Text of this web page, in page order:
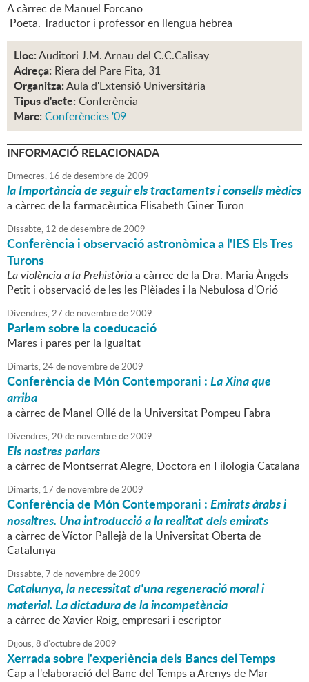
A càrrec de Manuel Forcano
Poeta. Traductor i professor en llengua hebrea
Lloc:Auditori J.M. Arnau del C.C.Calisay
Adreça: Riera del Pare Fita, 31
Organitza:Aula d'Extensió Universitària
Tipus d'acte: Conferència
Marc: Conferències '09
INFORMACIÓ RELACIONADA
Dimecres, 16 dedesembrede2009
la Importància de seguir els tractaments i consells mèdics
a càrrec de la farmacèutica Elisabeth Giner Turon
Dissabte, 12 dedesembrede2009
Conferència i observació astronòmica a l'IES Els Tres
Turons
La violència a la Prehistòriaa càrrec de la Dra. Maria Àngels
Petit i observació de les les Plèiades i la Nebulosa d'Orió
Divendres,27 de novembrede2009
Parlem sobre la coeducació
Mares i pares per la Igualtat
Dimarts,24de novembrede2009
Conferència de Món Contemporani :La Xina que
arriba
a càrrec de Manel Ollé de la Universitat Pompeu Fabra
Divendres,20 de novembrede2009
Els nostres parlars
a càrrec de Montserrat Alegre, Doctora en Filologia Catalana
Dimarts, 17 de novembrede2009
Conferència de Món Contemporani :Emirats àrabs i
nosaltres. Una introducció a la realitat dels emirats
a càrrec de Víctor Pallejà de la Universitat Oberta de
Catalunya
Dissabte,7 de novembrede2009
Catalunya, la necessitat d'una regeneració moral i
material. La dictadura de la incompetència
a càrrec de Xavier Roig, empresari i escriptor
Dijous,8 d'octubrede2009
Xerrada sobre l'experiència dels Bancs del Temps
Cap a l'elaboració del Banc del Temps a Arenys de Mar